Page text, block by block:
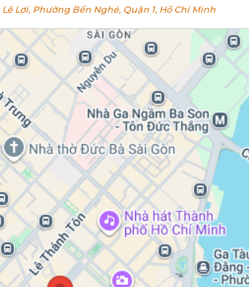
Lợi, Phường Bến Nghé, Quận 1, Hồ Chí Minh